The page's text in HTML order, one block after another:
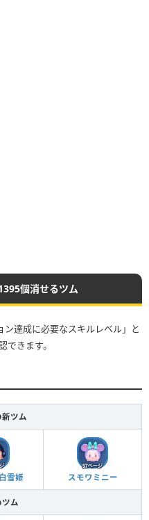
個消せるツム
達成に必要なスキルレベル」と
できます。
ツム
雪姫 スモワミニー
ツム